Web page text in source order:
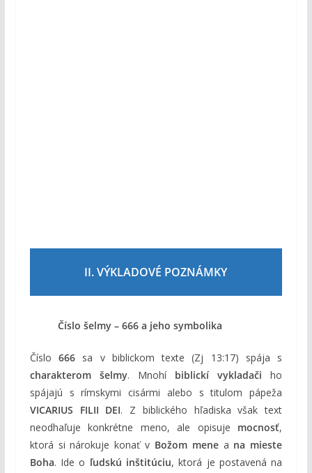
II. VÝKLADOVÉ POZNÁMKY
Číslo šelmy – 666 a jeho symbolika
Číslo666 sa v biblickom texte (Zj 13:17) spája s
charakterom šelmy. Mnohí biblickí vykladači ho
spájajú s rímskymi cisármi alebo s titulom pápeža
VICARIUS FILII DEI. Z biblického hľadiska však text
neodhaľuje konkrétne meno, ale opisuje mocnosť,
ktorá si nárokuje konať v Božom menea na mieste
Boha. Ide o ľudskú inštitúciu, ktorá je postavená na